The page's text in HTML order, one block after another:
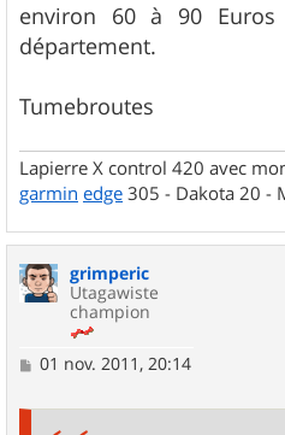
environ 60 à 90
département.
Tumebroutes
Lapierre X control 420 avec
garmin edge 305 - Dakota 20 -
grimperic
Utagawiste
champion
M
01 nov. 2011, 20:14